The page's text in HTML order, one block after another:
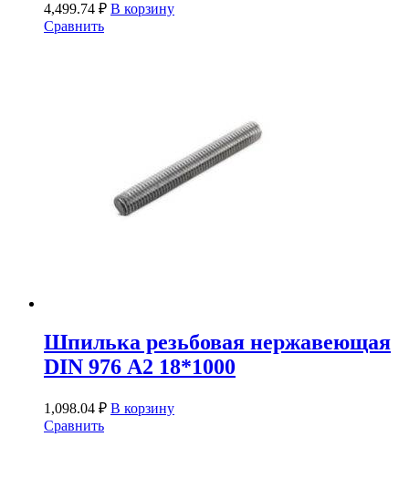
4,499.74 ₽ В корзину
Сравнить
Шпилька резьбовая нержавеющая
DIN 976 А2 18*1000
1,098.04 ₽ В корзину
Сравнить